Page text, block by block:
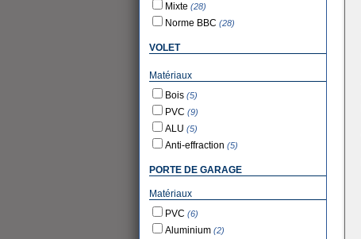
Mixte (28)
Norme BBC (28)
VOLET
Matériaux
Bois (5)
PVC (9)
ALU (5)
Anti-effraction (5)
PORTE DE GARAGE
Matériaux
PVC (6)
Aluminium (2)